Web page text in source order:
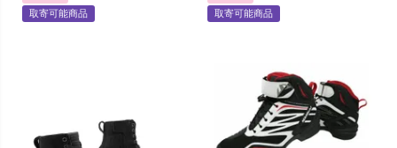
取寄可能商品
取寄可能商品